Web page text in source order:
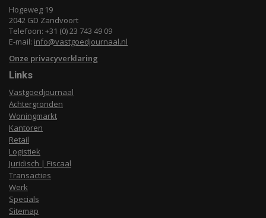
Hogeweg 19
2042 GD Zandvoort
Telefoon: +31 (0) 23 743 49 09
E-mail: info@vastgoedjournaal.nl
Onze privacyverklaring
Links
Vastgoedjournaal
Achtergronden
Woningmarkt
Kantoren
Retail
Logistiek
Juridisch | Fiscaal
Transacties
Werk
Specials
Sitemap